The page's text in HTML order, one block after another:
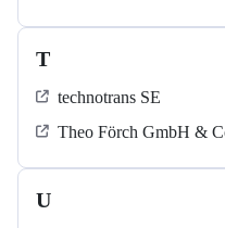
T
technotrans SE
Theo Förch GmbH &
U